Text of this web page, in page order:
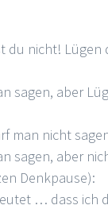
du nicht!
sagen, aber
man nicht
sagen, aber
Denkpause):
… dass ich